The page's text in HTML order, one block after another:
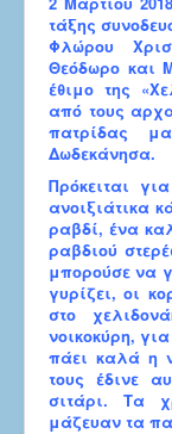
τάξης
Φλώρου
Θεόδωρο και
έθιμο της
από τους
πατρίδας
Δωδεκάνησα.
Πρόκειται
ανοιξιάτικα
ραβδί, ένα
ραβδιού
μπορούσε να
γυρίζει, οι
στο
νοικοκύρη,
πάει καλά η
τους έδινε
σιτάρι. Τα
μάζευαν τα